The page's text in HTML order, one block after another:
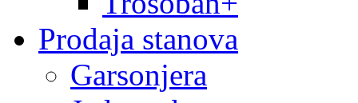
Prodaja stanova
Garsonjera